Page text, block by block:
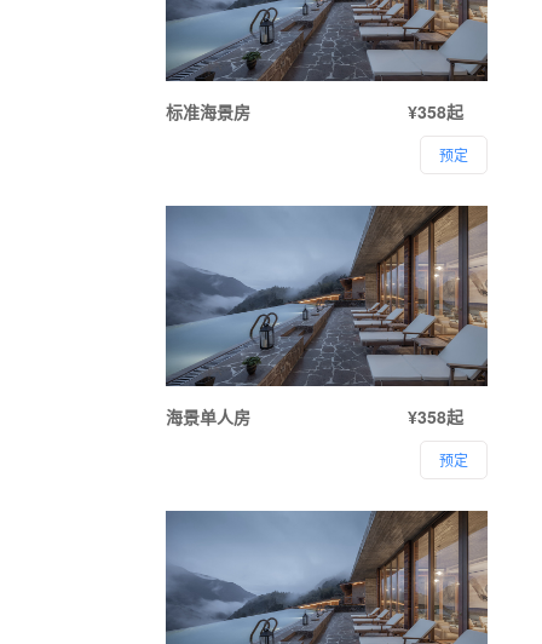
标准海景房 ¥358起
预定
海景单人房 ¥358起
预定